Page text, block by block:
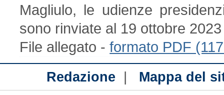
Magliulo, le udienze
sono rinviate al 19 ottobre 2023
File allegato -formato PDF
Redazione
Mappa del